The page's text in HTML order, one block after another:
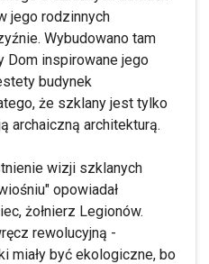
jego rodzinnych
Wybudowano tam
Dom inspirowane jego
budynek
że szklany jest tylko
archaiczną architekturą.
wizji szklanych
opowiadał
żołnierz Legionów.
rewolucyjną -
miały być ekologiczne, bo